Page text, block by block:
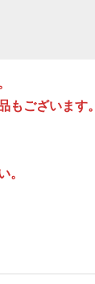
ございます。
。